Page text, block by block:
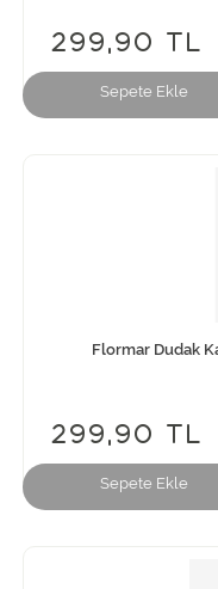
Sepete Ekle
299,90 TL
Sepete Ekle
Flormar Dudak
299,90 TL